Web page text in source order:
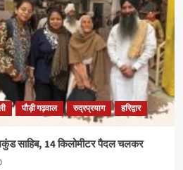
पौड़ी गढ़वाल रुद्रप्रयाग हरिद्वार
साहिब, 14 किलोमीटर पैदल चलकर